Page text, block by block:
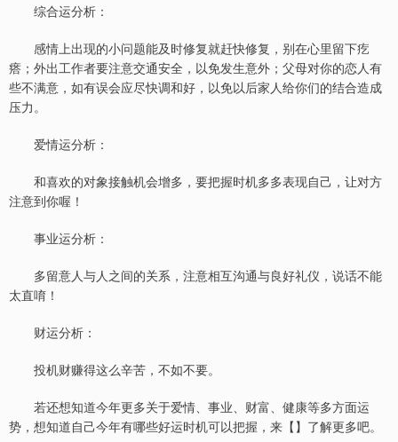
综合运分析：
感情上出现的小问题能及时修复就赶快修复，别在心里留下疙
瘩；外出工作者要注意交通安全，以免发生意外；父母对你的恋人有
些不满意，如有误会应尽快调和好，以免以后家人给你们的结合造成
压力。
爱情运分析：
和喜欢的对象接触机会增多，要把握时机多多表现自己，让对方
注意到你喔！
事业运分析：
多留意人与人之间的关系，注意相互沟通与良好礼仪，说话不能
太直唷！
财运分析：
投机财赚得这么辛苦，不如不要。
若还想知道今年更多关于爱情、事业、财富、健康等多方面运
势，想知道自己今年有哪些好运时机可以把握，来【】了解更多吧。